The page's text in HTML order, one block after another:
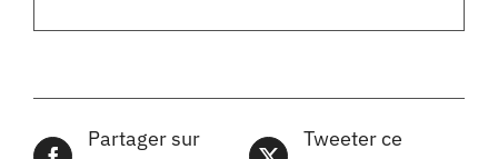
Partager sur
Tweeter ce